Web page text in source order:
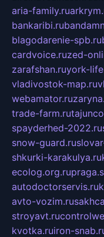
aria-family.ru
bankaribi.ru
blagodarenie-spb.ru
cardvoice.ruzed-
zarafshan.ruyork-
vladivostok-map.ru
webamator.ru
trade-farm.ru
spayderhed-2022.ru
snow-guard.ru
shkurki-karakulya.ru
ecolog.org.ru
autodoctorservis.ru
avto-vozim.ru
stroyavt.ru
kvotka.ruiron-